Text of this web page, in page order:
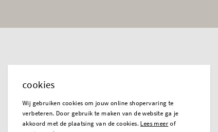
cookies
Wij gebruiken cookies om jouw online shopervaring te
verbeteren. Door gebruik te maken van de website ga je
akkoord met de plaatsing van de cookies. Lees meerof